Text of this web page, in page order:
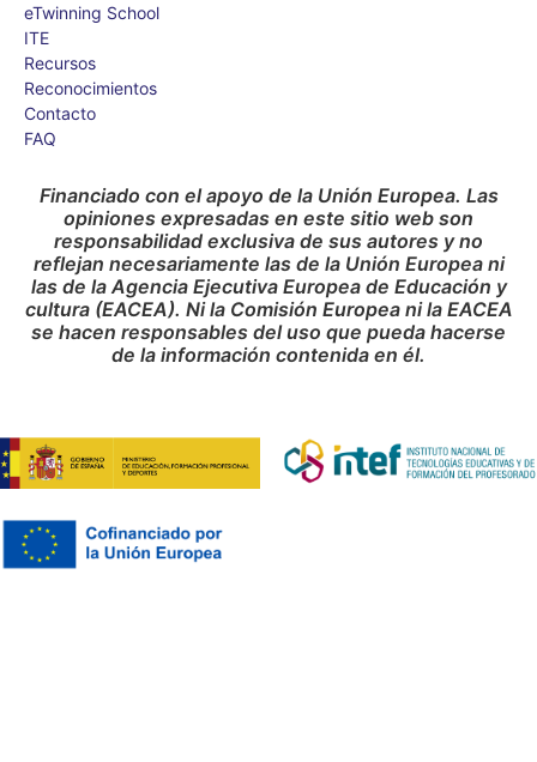
eTwinning School
ITE
Recursos
Reconocimientos
Contacto
FAQ
Financiado con el apoyo de la Unión Europea. Las
opiniones expresadas en este sitio web son
responsabilidad exclusiva de sus autores y no
reflejan necesariamente las de la Unión Europea ni
las de la Agencia Ejecutiva Europea de Educación y
cultura (EACEA). Ni la Comisión Europea ni la EACEA
se hacen responsables del uso que pueda hacerse
de la información contenida en él.